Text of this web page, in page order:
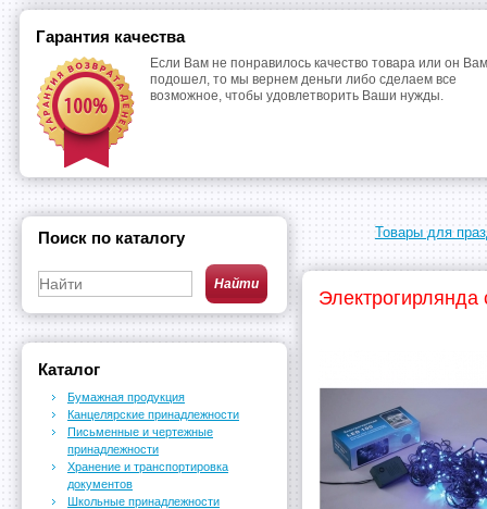
Гарантия качества
Если Вам не понравилось качество товара или он
подошел, то мы вернем деньги либо сделаем все
возможное, чтобы удовлетворить Ваши нужды.
Товары для
Поиск по каталогу
Каталог
Бумажная продукция
Канцелярские принадлежности
Письменные и чертежные
принадлежности
Хранение и транспортировка
документов
Школьные принадлежности